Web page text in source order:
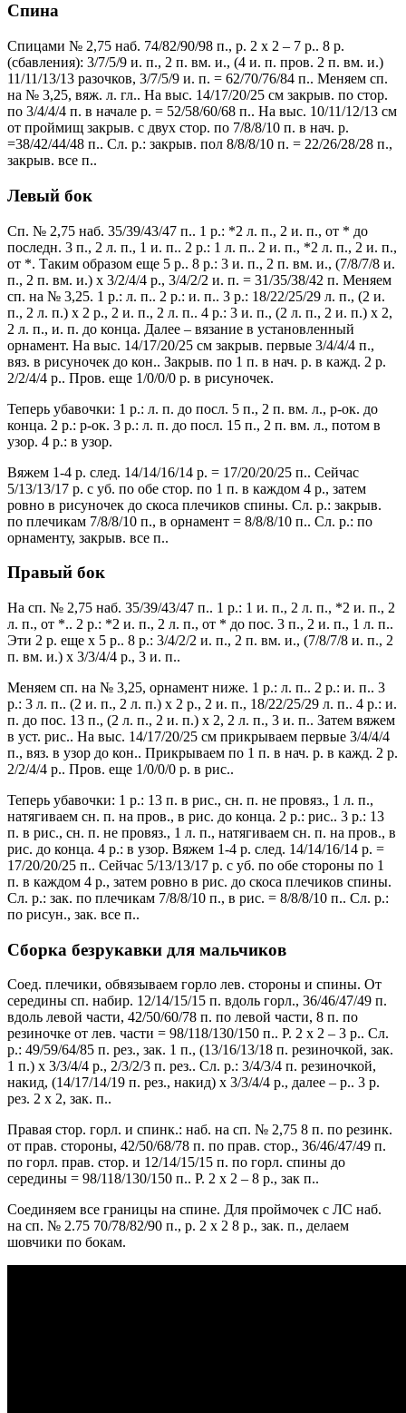
Спина
Спицами № 2,75 наб. 74/82/90/98 п., р. 2 х 2 – 7 р.. 8 р.
(сбавления): 3/7/5/9 и. п., 2 п. вм. и., (4 и. п. пров. 2 п. вм. и.)
11/11/13/13 разочков, 3/7/5/9 и. п. = 62/70/76/84 п.. Меняем сп.
на № 3,25, вяж. л. гл.. На выс. 14/17/20/25 см закрыв. по стор.
по 3/4/4/4 п. в начале р. = 52/58/60/68 п.. На выс. 10/11/12/13 см
от проймищ закрыв. с двух стор. по 7/8/8/10 п. в нач. р.
=38/42/44/48 п.. Сл. р.: закрыв. пол 8/8/8/10 п. = 22/26/28/28 п.,
закрыв. все п..
Левый бок
Сп. № 2,75 наб. 35/39/43/47 п.. 1 р.: *2 л. п., 2 и. п., от * до
последн. 3 п., 2 л. п., 1 и. п.. 2 р.: 1 л. п.. 2 и. п., *2 л. п., 2 и. п.,
от *. Таким образом еще 5 р.. 8 р.: 3 и. п., 2 п. вм. и., (7/8/7/8 и.
п., 2 п. вм. и.) х 3/2/4/4 р., 3/4/2/2 и. п. = 31/35/38/42 п. Меняем
сп. на № 3,25. 1 р.: л. п.. 2 р.: и. п.. 3 р.: 18/22/25/29 л. п., (2 и.
п., 2 л. п.) х 2 р., 2 и. п., 2 л. п.. 4 р.: 3 и. п., (2 л. п., 2 и. п.) х 2,
2 л. п., и. п. до конца. Далее – вязание в установленный
орнамент. На выс. 14/17/20/25 см закрыв. первые 3/4/4/4 п.,
вяз. в рисуночек до кон.. Закрыв. по 1 п. в нач. р. в кажд. 2 р.
2/2/4/4 р.. Пров. еще 1/0/0/0 р. в рисуночек.
Теперь убавочки: 1 р.: л. п. до посл. 5 п., 2 п. вм. л., р-ок. до
конца. 2 р.: р-ок. 3 р.: л. п. до посл. 15 п., 2 п. вм. л., потом в
узор. 4 р.: в узор.
Вяжем 1-4 р. след. 14/14/16/14 р. = 17/20/20/25 п.. Сейчас
5/13/13/17 р. с уб. по обе стор. по 1 п. в каждом 4 р., затем
ровно в рисуночек до скоса плечиков спины. Сл. р.: закрыв.
по плечикам 7/8/8/10 п., в орнамент = 8/8/8/10 п.. Сл. р.: по
орнаменту, закрыв. все п..
Правый бок
На сп. № 2,75 наб. 35/39/43/47 п.. 1 р.: 1 и. п., 2 л. п., *2 и. п., 2
л. п., от *.. 2 р.: *2 и. п., 2 л. п., от * до пос. 3 п., 2 и. п., 1 л. п..
Эти 2 р. еще х 5 р.. 8 р.: 3/4/2/2 и. п., 2 п. вм. и., (7/8/7/8 и. п., 2
п. вм. и.) х 3/3/4/4 р., 3 и. п..
Меняем сп. на № 3,25, орнамент ниже. 1 р.: л. п.. 2 р.: и. п.. 3
р.: 3 л. п.. (2 и. п., 2 л. п.) х 2 р., 2 и. п., 18/22/25/29 л. п.. 4 р.: и.
п. до пос. 13 п., (2 л. п., 2 и. п.) х 2, 2 л. п., 3 и. п.. Затем вяжем
в уст. рис.. На выс. 14/17/20/25 см прикрываем первые 3/4/4/4
п., вяз. в узор до кон.. Прикрываем по 1 п. в нач. р. в кажд. 2 р.
2/2/4/4 р.. Пров. еще 1/0/0/0 р. в рис..
Теперь убавочки: 1 р.: 13 п. в рис., сн. п. не провяз., 1 л. п.,
натягиваем сн. п. на пров., в рис. до конца. 2 р.: рис.. 3 р.: 13
п. в рис., сн. п. не провяз., 1 л. п., натягиваем сн. п. на пров., в
рис. до конца. 4 р.: в узор. Вяжем 1-4 р. след. 14/14/16/14 р. =
17/20/20/25 п.. Сейчас 5/13/13/17 р. с уб. по обе стороны по 1
п. в каждом 4 р., затем ровно в рис. до скоса плечиков спины.
Сл. р.: зак. по плечикам 7/8/8/10 п., в рис. = 8/8/8/10 п.. Сл. р.:
по рисун., зак. все п..
Сборка безрукавки для мальчиков
Соед. плечики, обвязываем горло лев. стороны и спины. От
середины сп. набир. 12/14/15/15 п. вдоль горл., 36/46/47/49 п.
вдоль левой части, 42/50/60/78 п. по левой части, 8 п. по
резиночке от лев. части = 98/118/130/150 п.. Р. 2 х 2 – 3 р.. Сл.
р.: 49/59/64/85 п. рез., зак. 1 п., (13/16/13/18 п. резиночкой, зак.
1 п.) х 3/3/4/4 р., 2/3/2/3 п. рез.. Сл. р.: 3/4/3/4 п. резиночкой,
накид, (14/17/14/19 п. рез., накид) х 3/3/4/4 р., далее – р.. 3 р.
рез. 2 х 2, зак. п..
Правая стор. горл. и спинк.: наб. на сп. № 2,75 8 п. по резинк.
от прав. стороны, 42/50/68/78 п. по прав. стор., 36/46/47/49 п.
по горл. прав. стор. и 12/14/15/15 п. по горл. спины до
середины = 98/118/130/150 п.. Р. 2 х 2 – 8 р., зак п..
Соединяем все границы на спине. Для проймочек с ЛС наб.
на сп. № 2.75 70/78/82/90 п., р. 2 х 2 8 р., зак. п., делаем
шовчики по бокам.